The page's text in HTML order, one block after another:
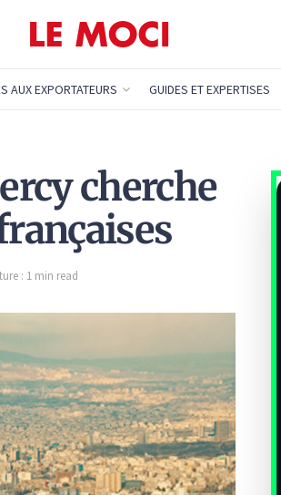
AUX EXPORTATEURS GUIDES ET EXPERTISES
cherche
: 1 min read